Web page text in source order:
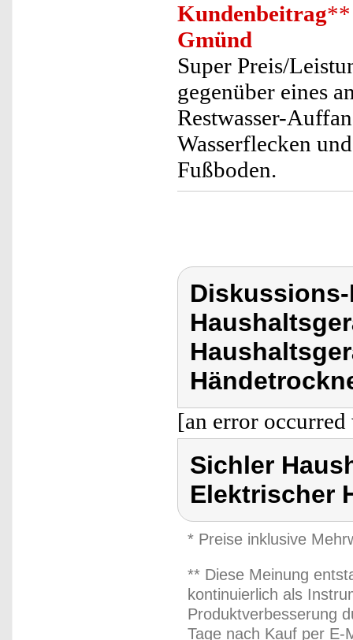
Kundenbeitrag**
Gmünd
Super Preis/
gegenüber eines
Restwasser-
Wasserflecken
Fußboden.
[an error
Sichler
Elektrischer
* Preise inklusive
** Diese Meinung
kontinuierlich als
Produktverbesserung
Tage nach Kauf per E-